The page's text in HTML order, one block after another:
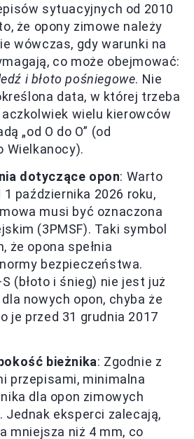
sytuacyjnych od 2010
że opony zimowe należy
wówczas, gdy warunki na
co może obejmować:
i błoto pośniegowe. Nie
data, w której trzeba
wielu kierowców
„od O do O” (od
Wielkanocy).
dotyczące opon: Warto
października 2026 roku,
musi być oznaczona
(3PMSF). Taki symbol
że opona spełnia
bezpieczeństwa.
(błoto i śnieg) nie jest już
nowych opon, chyba że
je przed 31 grudnia 2017
bieżnika: Zgodnie z
przepisami, minimalna
dla opon zimowych
Jednak eksperci zalecają,
mniejsza niż 4 mm, co